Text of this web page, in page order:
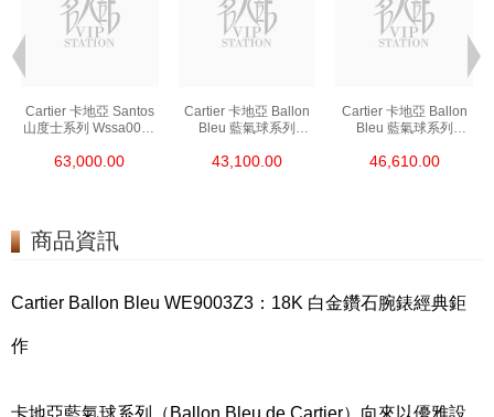
Cartier 卡地亞 Santos
山度士系列 Wssa0018
63,000.00
Cartier 卡地亞 Ballon
Bleu 藍氣球系列
43,100.00
Cartier 卡地亞 Ballon
Bleu 藍氣球系列
46,610.00
商品資訊
Cartier Ballon Bleu WE9003Z3：18K 白金鑽石腕錶經典鉅
作
卡地亞藍氣球系列（Ballon Bleu de Cartier）向來以優雅設